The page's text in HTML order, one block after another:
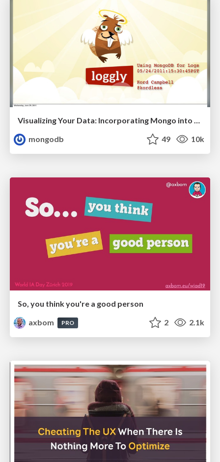
Visualizing Your Data: Incorporating Mongo into Loggly Infrastructure
mongodb
49 10k
So, you think you're a good person
axbom
PRO 2 2.1k